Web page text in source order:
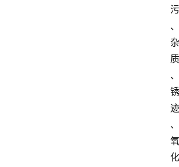
污
、
杂
质
、
锈
迹
、
氧
化